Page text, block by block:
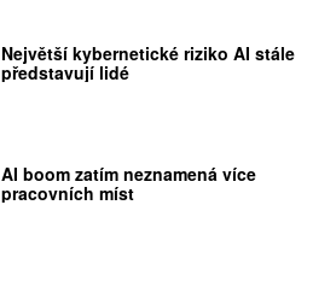
Největší kybernetické riziko AI stále
představují lidé
AI boom zatím neznamená více
pracovních míst